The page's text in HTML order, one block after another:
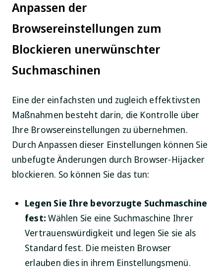
Anpassen der
Browsereinstellungen zum
Blockieren unerwünschter
Suchmaschinen
Eine der einfachsten und zugleich effektivsten
Maßnahmen besteht darin, die Kontrolle über
Ihre Browsereinstellungen zu übernehmen.
Durch Anpassen dieser Einstellungen können Sie
unbefugte Änderungen durch Browser-Hijacker
blockieren. So können Sie das tun:
Legen Sie Ihre bevorzugte Suchmaschine
fest: Wählen Sie eine Suchmaschine Ihrer
Vertrauenswürdigkeit und legen Sie sie als
Standard fest. Die meisten Browser
erlauben dies in ihrem Einstellungsmenü.